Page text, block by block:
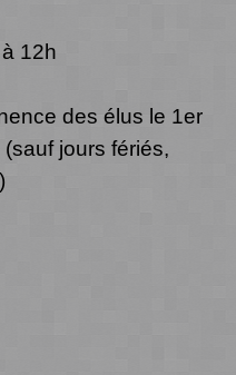
12h
des élus le 1er
jours fériés,